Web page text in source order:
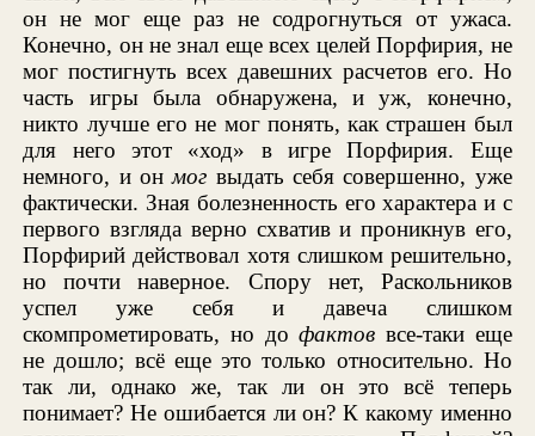
он не мог еще раз не содрогнуться от ужаса.
Конечно, он не знал еще всех целей Порфирия, не
мог постигнуть всех давешних расчетов его. Но
часть игры была обнаружена, и уж, конечно,
никто лучше его не мог понять, как страшен был
для него этот «ход» в игре Порфирия. Еще
немного, и онмог выдать себя совершенно, уже
фактически. Зная болезненность его характера и с
первого взгляда верно схватив и проникнув его,
Порфирий действовал хотя слишком решительно,
но почти наверное. Спору нет, Раскольников
успел уже себя и давеча слишком
скомпрометировать, но дофактов все-таки еще
не дошло; всё еще это только относительно. Но
так ли, однако же, так ли он это всё теперь
понимает? Не ошибается ли он? К какому именно